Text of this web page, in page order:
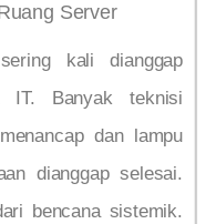
Server
kali dianggap
Banyak teknisi
dan lampu
dianggap selesai.
bencana sistemik.